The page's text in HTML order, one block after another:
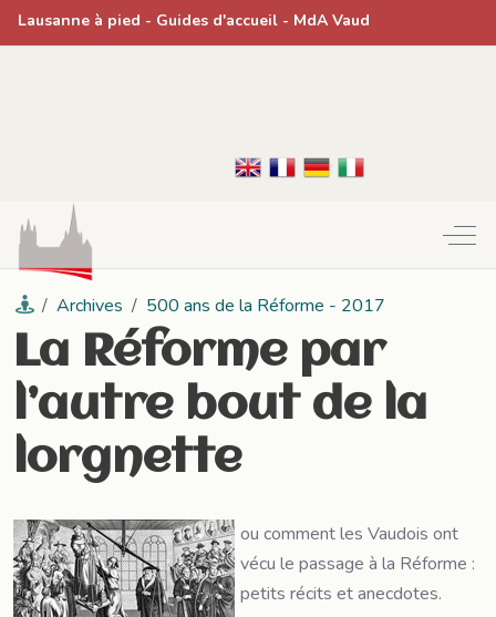
Lausanne à pied - Guides d'accueil - MdA Vaud
Off-
Archives 500 ans de la Réforme - 2017
La Réforme par
l’autre bout de la
lorgnette
ou comment les Vaudois ont
vécu le passage à la Réforme :
petits récits et anecdotes.